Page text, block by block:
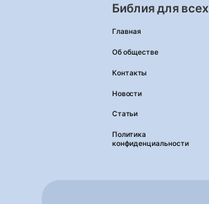
Библия для всех
Главная
Об обществе
Контакты
Новости
Статьи
Политика
конфиденциальности